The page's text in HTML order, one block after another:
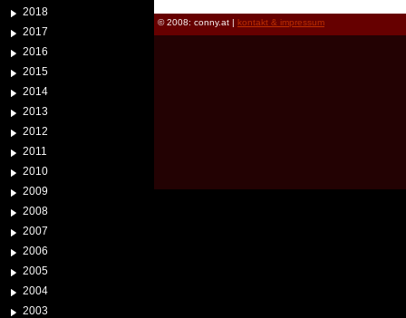
2018
2017
2016
2015
2014
2013
2012
2011
2010
2009
2008
2007
2006
2005
2004
2003
© 2008: conny.at | kontakt & impressum